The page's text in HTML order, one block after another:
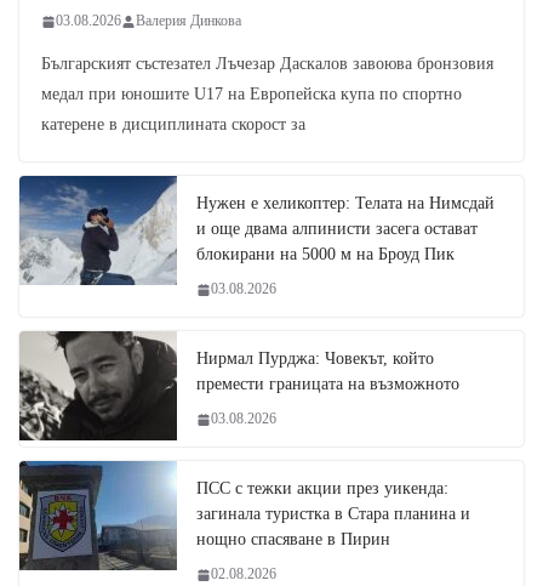
03.08.2026 Валерия Динкова
Българският състезател Лъчезар Даскалов завоюва бронзовия
медал при юношите U17 на Европейска купа по спортно
катерене в дисциплината скорост за
Нужен е хеликоптер: Телата на Нимсдай
и още двама алпинисти засега остават
блокирани на 5000 м на Броуд Пик
03.08.2026
Нирмал Пурджа: Човекът, който
премести границата на възможното
03.08.2026
ПСС с тежки акции през уикенда:
загинала туристка в Стара планина и
нощно спасяване в Пирин
02.08.2026